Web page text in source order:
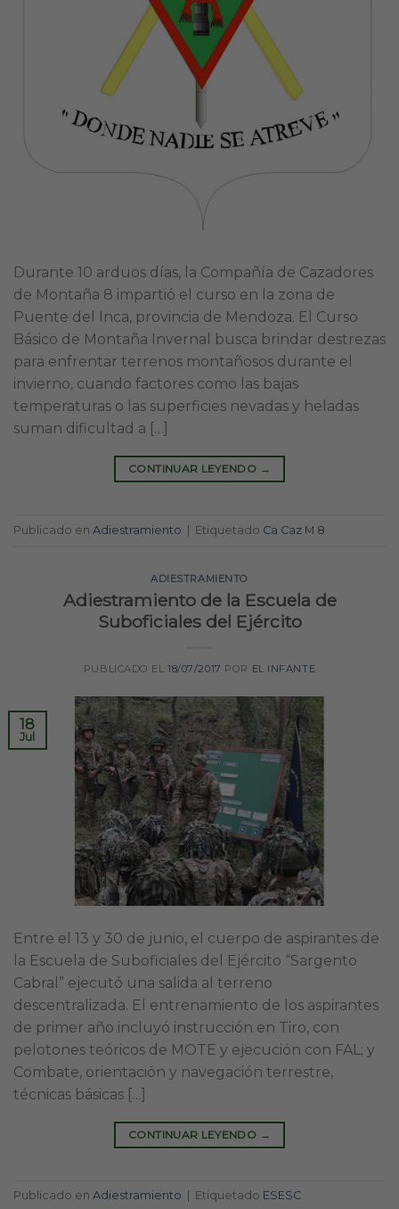
Durante 10 arduos días, la Compañía de Cazadores
de Montaña 8 impartió el curso en la zona de
Puente del Inca, provincia de Mendoza. El Curso
Básico de Montaña Invernal busca brindar destrezas
para enfrentar terrenos montañosos durante el
invierno, cuando factores como las bajas
temperaturas o las superficies nevadas y heladas
suman dificultad a […]
CONTINUAR LEYENDO →
Publicado en Adiestramiento | Etiquetado Ca Caz M 8
ADIESTRAMIENTO
Adiestramiento de la Escuela de
Suboficiales del Ejército
PUBLICADO EL18/07/2017 POR EL INFANTE
18
Jul
Entre el 13 y 30 de junio, el cuerpo de aspirantes de
la Escuela de Suboficiales del Ejército “Sargento
Cabral” ejecutó una salida al terreno
descentralizada. El entrenamiento de los aspirantes
de primer año incluyó instrucción en Tiro, con
pelotones teóricos de MOTE y ejecución con FAL; y
Combate, orientación y navegación terrestre,
técnicas básicas […]
CONTINUAR LEYENDO →
Publicado en Adiestramiento Etiquetado ESESC